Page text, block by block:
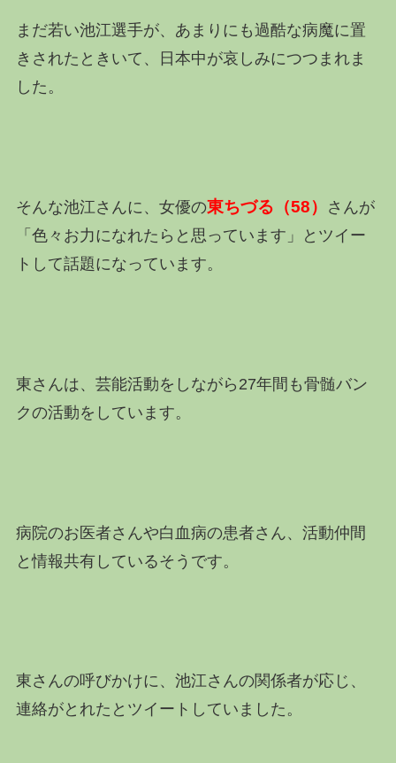
まだ若い池江選手が、あまりにも過酷な病魔に置
きされたときいて、日本中が哀しみにつつまれま
した。
そんな池江さんに、女優の東ちづる（58）
さんが
「色々お力になれたらと思っています」とツイー
トして話題になっています。
東さんは、芸能活動をしながら27年間も骨髄バン
クの活動をしています。
病院のお医者さんや白血病の患者さん、活動仲間
と情報共有しているそうです。
東さんの呼びかけに、池江さんの関係者が応じ、
連絡がとれたとツイートしていました。